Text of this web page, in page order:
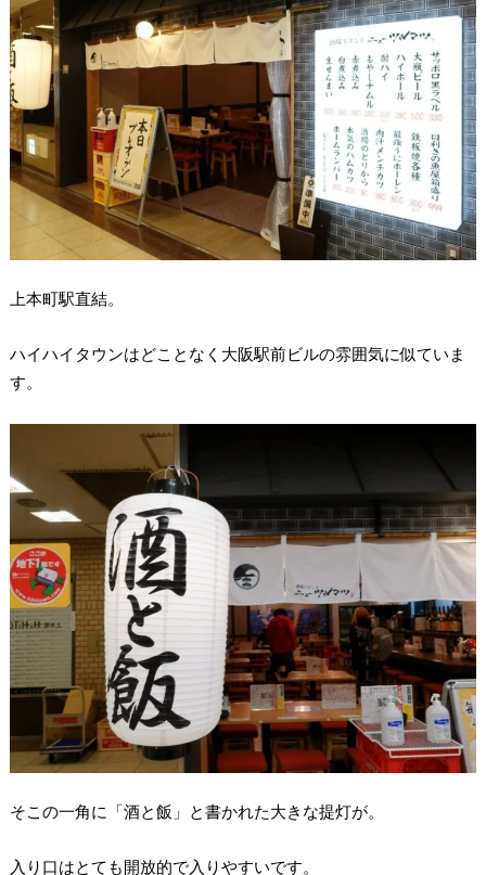
上本町駅直結。
ハイハイタウンはどことなく大阪駅前ビルの雰囲気に似ていま
す。
そこの一角に「酒と飯」と書かれた大きな提灯が。
入り口はとても開放的で入りやすいです。